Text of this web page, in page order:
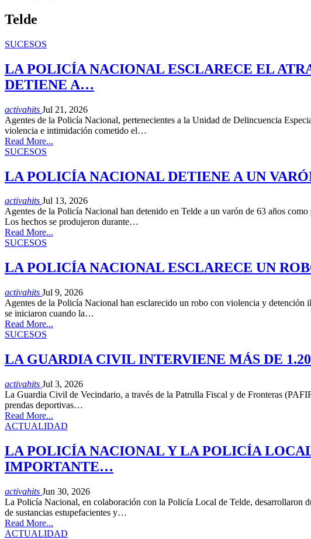
Telde
SUCESOS
LA POLICÍA NACIONAL ESCLARECE EL
DETIENE A…
activahits Jul 21, 2026
Agentes de la Policía Nacional, pertenecientes a la Unidad de Delincuencia
violencia e intimidación cometido el…
Read More...
SUCESOS
LA POLICÍA NACIONAL DETIENE A UN
activahits Jul 13, 2026
Agentes de la Policía Nacional han detenido en Telde a un varón de 63 años
Los hechos se produjeron durante…
Read More...
SUCESOS
LA POLICÍA NACIONAL ESCLARECE UN
activahits Jul 9, 2026
Agentes de la Policía Nacional han esclarecido un robo con violencia y
se iniciaron cuando la…
Read More...
SUCESOS
LA GUARDIA CIVIL INTERVIENE MÁS DE
activahits Jul 3, 2026
La Guardia Civil de Vecindario, a través de la Patrulla Fiscal y de Fronteras
prendas deportivas…
Read More...
ACTUALIDAD
LA POLICÍA NACIONAL Y LA POLICÍA
IMPORTANTE…
activahits Jun 30, 2026
La Policía Nacional, en colaboración con la Policía Local de Telde, desarrollaron
de sustancias estupefacientes y…
Read More...
ACTUALIDAD